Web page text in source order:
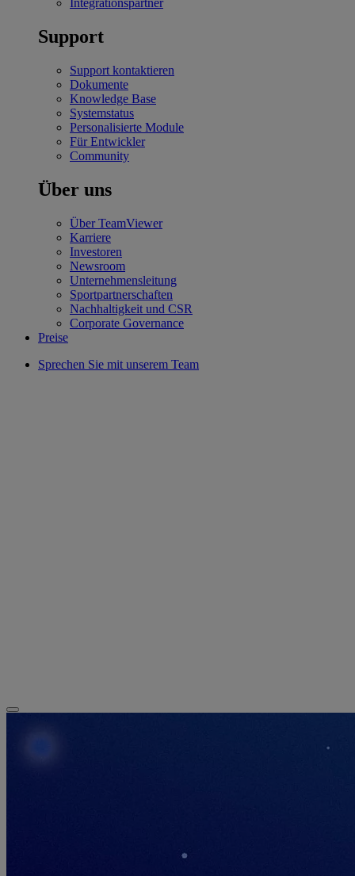
Integrationspartner
Support
Support kontaktieren
Dokumente
Knowledge Base
Systemstatus
Personalisierte Module
Für Entwickler
Community
Über uns
Über TeamViewer
Karriere
Investoren
Newsroom
Unternehmensleitung
Sportpartnerschaften
Nachhaltigkeit und CSR
Corporate Governance
Preise
Sprechen Sie mit unserem Team